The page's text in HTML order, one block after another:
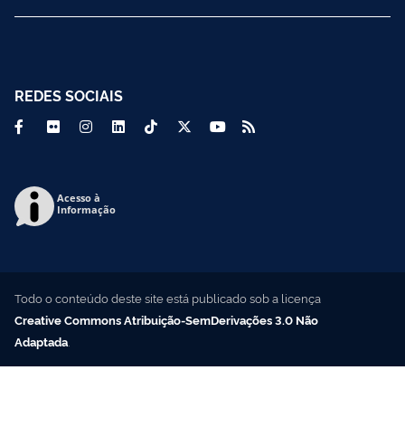
REDES SOCIAIS
Acesso à
Informação
Todo o conteúdo deste site está publicado sob a licença
Creative Commons Atribuição-SemDerivações 3.0 Não
Adaptada